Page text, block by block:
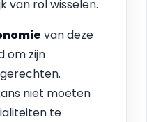
van rol wisselen.
van deze
om zijn
niet moeten
te